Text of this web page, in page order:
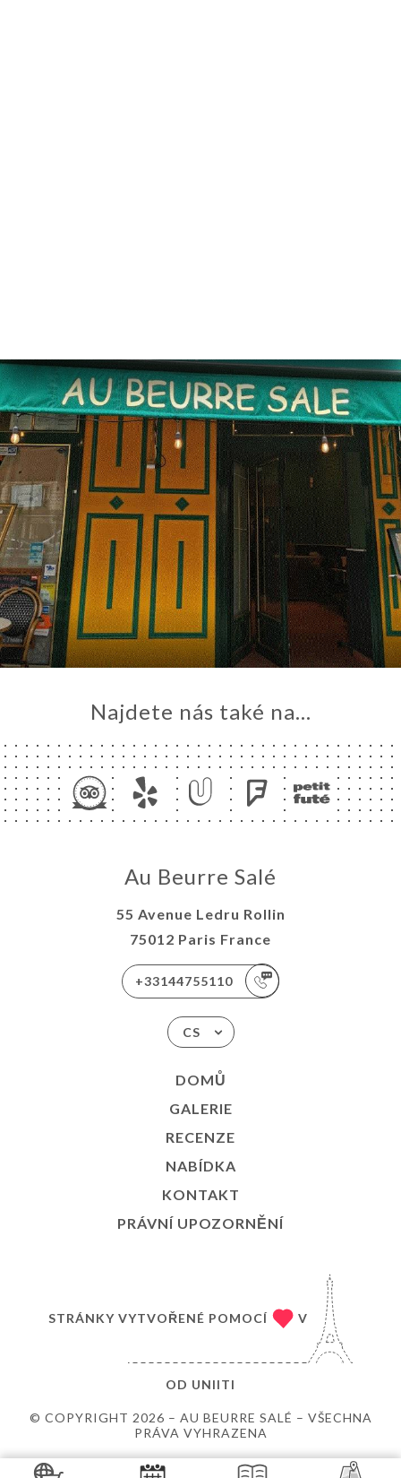
Najdete nás také na...
Au Beurre Salé
55 Avenue Ledru Rollin
75012 Paris France
+33144755110
CS
DOMŮ
GALERIE
RECENZE
NABÍDKA
KONTAKT
PRÁVNÍ UPOZORNĚNÍ
© COPYRIGHT 2026 – AU BEURRE SALÉ – VŠECHNA
PRÁVA VYHRAZENA
STRÁNKY VYTVOŘENÉ POMOCÍ V
OD UNIITI